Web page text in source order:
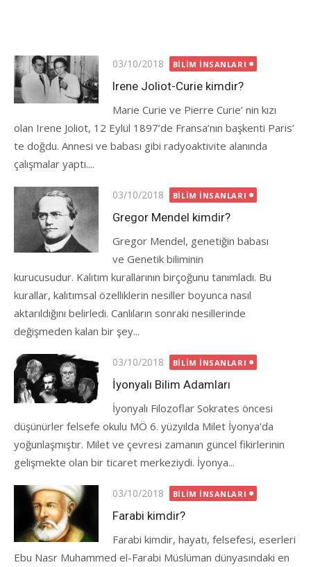
Posted
on
03/10/2018 BILIM İNSANLARI
Irene Joliot-Curie kimdir?
Marie Curie ve Pierre Curie’ nin kızı
olan Irene Joliot, 12 Eylül 1897’de Fransa’nın başkenti Paris’
te doğdu. Annesi ve babası gibi radyoaktivite alanında
çalışmalar yaptı....
Posted
on
03/10/2018 BILIM İNSANLARI
Gregor Mendel kimdir?
Gregor Mendel, genetiğin babası
ve Genetik biliminin
kurucusudur. Kalıtım kurallarının birçoğunu tanımladı. Bu
kurallar, kalıtımsal özelliklerin nesiller boyunca nasıl
aktarıldığını belirledi. Canlıların sonraki nesillerinde
değişmeden kalan bir şey...
Posted
on
03/10/2018 BILIM İNSANLARI
İyonyalı Bilim Adamları
İyonyalı Filozoflar Sokrates öncesi
düşünürler felsefe okulu MÖ 6. yüzyılda Milet İyonya’da
yoğunlaşmıştır. Milet ve çevresi zamanın güncel fikirlerinin
gelişmekte olan bir ticaret merkeziydi. İyonya...
Posted
on
03/10/2018 BILIM İNSANLARI
Farabi kimdir?
Farabi kimdir, hayatı, felsefesi, eserleri
Ebu Nasr Muhammed el-Farabi Müslüman dünyasındaki en